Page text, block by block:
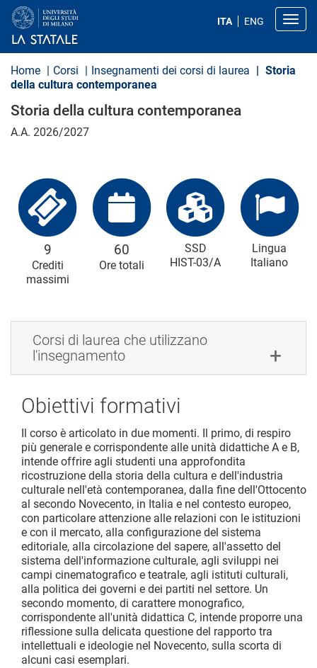
a
ITA ENG
Home Corsi Insegnamenti dei corsi di laurea
Storia
della cultura contemporanea
Storia della cultura contemporanea
A.A. 2026/2027
9
Crediti
massimi
60
Ore totali
SSD
HIST-03/A
Lingua
Italiano
Corsi di laurea che utilizzano
l'insegnamento
Obiettivi formativi
Il corso è articolato in due momenti. Il primo, di respiro
più generale e corrispondente alle unità didattiche A e B,
intende offrire agli studenti una approfondita
ricostruzione della storia della cultura e dell'industria
culturale nell'età contemporanea, dalla fine dell'Ottocento
al secondo Novecento, in Italia e nel contesto europeo,
con particolare attenzione alle relazioni con le istituzioni
e con il mercato, alla configurazione del sistema
editoriale, alla circolazione del sapere, all'assetto del
sistema dell'informazione culturale, agli sviluppi nei
campi cinematografico e teatrale, agli istituti culturali,
alla politica dei governi e dei partiti nel settore. Un
secondo momento, di carattere monografico,
corrispondente all'unità didattica C, intende proporre una
riflessione sulla delicata questione del rapporto tra
intellettuali e ideologie nel Novecento, sulla scorta di
alcuni casi esemplari.